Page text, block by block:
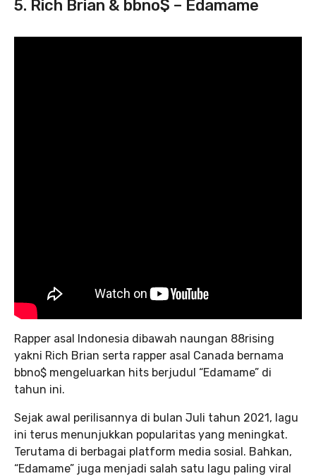
5. Rich Brian & bbno$ – Edamame
Rapper asal Indonesia dibawah naungan 88rising
yakni Rich Brian serta rapper asal Canada bernama
bbno$ mengeluarkan hits berjudul “Edamame” di
tahun ini.
Sejak awal perilisannya di bulan Juli tahun 2021, lagu
ini terus menunjukkan popularitas yang meningkat.
Terutama di berbagai platform media sosial. Bahkan,
“Edamame” juga menjadi salah satu lagu paling viral